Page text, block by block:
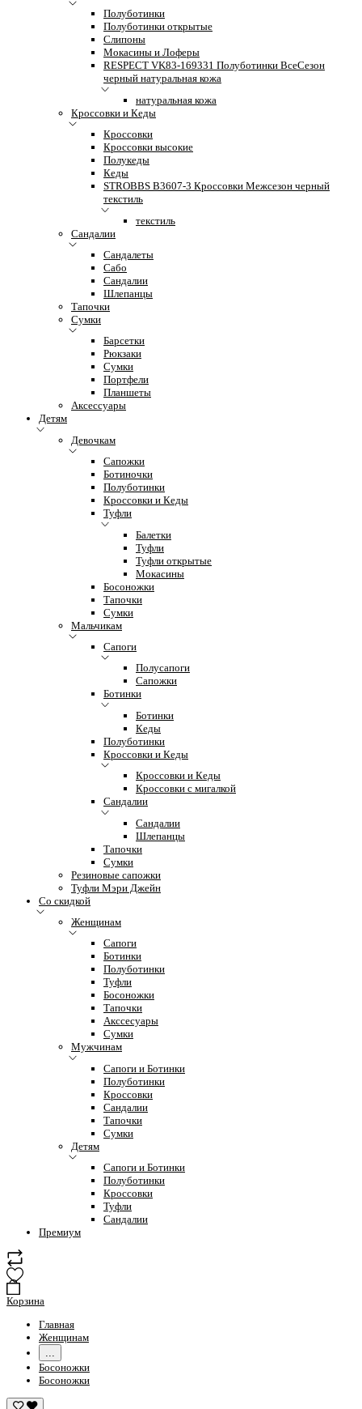
Полуботинки
Полуботинки открытые
Слипоны
Мокасины и Лоферы
RESPECT VK83-169331 Полуботинки ВсеСезон
черный натуральная кожа
натуральная кожа
Кроссовки и Кеды
Кроссовки
Кроссовки высокие
Полукеды
Кеды
STROBBS B3607-3 Кроссовки Межсезон черный
текстиль
текстиль
Сандалии
Сандалеты
Сабо
Сандалии
Шлепанцы
Тапочки
Сумки
Барсетки
Рюкзаки
Сумки
Портфели
Планшеты
Аксессуары
Детям
Девочкам
Сапожки
Ботиночки
Полуботинки
Кроссовки и Кеды
Туфли
Балетки
Туфли
Туфли открытые
Мокасины
Босоножки
Тапочки
Сумки
Мальчикам
Сапоги
Полусапоги
Сапожки
Ботинки
Ботинки
Кеды
Полуботинки
Кроссовки и Кеды
Кроссовки и Кеды
Кроссовки с мигалкой
Сандалии
Сандалии
Шлепанцы
Тапочки
Сумки
Резиновые сапожки
Туфли Мэри Джейн
Со скидкой
Женщинам
Сапоги
Ботинки
Полуботинки
Туфли
Босоножки
Тапочки
Акссесуары
Сумки
Мужчинам
Сапоги и Ботинки
Полуботинки
Кроссовки
Сандалии
Тапочки
Сумки
Детям
Сапоги и Ботинки
Полуботинки
Кроссовки
Туфли
Сандалии
Премиум
Корзина
Главная
Женщинам
...
Босоножки
Босоножки